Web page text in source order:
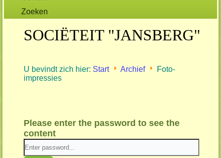
Zoeken
SOCIËTEIT "JANSBERG"
U bevindt zich hier: Start Archief
Foto-
impressies
Please enter the password to see the
content